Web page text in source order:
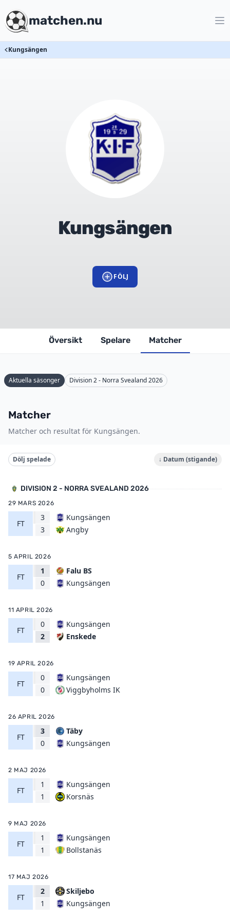
matchen.nu
Kungsängen
Kungsängen
FÖLJ
Översikt Spelare Matcher
Aktuella säsonger Division 2 - Norra Svealand 2026
Matcher
Matcher och resultat för Kungsängen.
Dölj spelade ↓ Datum (stigande)
DIVISION 2 - NORRA SVEALAND 2026
29 MARS 2026
FT
3
3
Kungsängen
Angby
5 APRIL 2026
FT
1
0
Falu BS
Kungsängen
11 APRIL 2026
FT
0
2
Kungsängen
Enskede
19 APRIL 2026
FT
0
0
Kungsängen
Viggbyholms IK
26 APRIL 2026
FT
3
0
Täby
Kungsängen
2 MAJ 2026
FT
1
1
Kungsängen
Korsnäs
9 MAJ 2026
FT
1
1
Kungsängen
Bollstanäs
17 MAJ 2026
FT
2
1
Skiljebo
Kungsängen